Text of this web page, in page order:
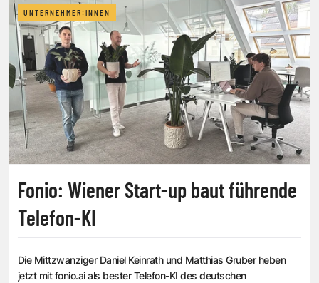
UNTERNEHMER:INNEN
Fonio: Wiener Start-up baut führende
Telefon-KI
Die Mittzwanziger Daniel Keinrath und Matthias Gruber heben
jetzt mit fonio.ai als bester Telefon-KI des deutschen